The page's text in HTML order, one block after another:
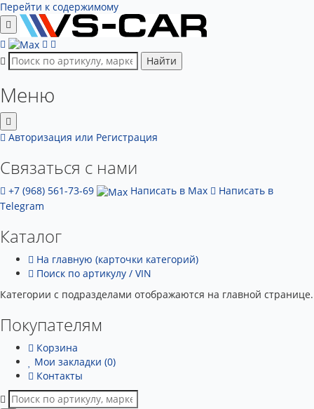
Перейти к содержимому
Найти
Меню
Авторизация или Регистрация
Связаться с нами
+7 (968) 561-73-69 Написать в Max
Написать в
Telegram
Каталог
На главную (карточки категорий)
Поиск по артикулу / VIN
Категории с подразделами отображаются на главной странице.
Покупателям
Корзина
Мои закладки (0)
Контакты